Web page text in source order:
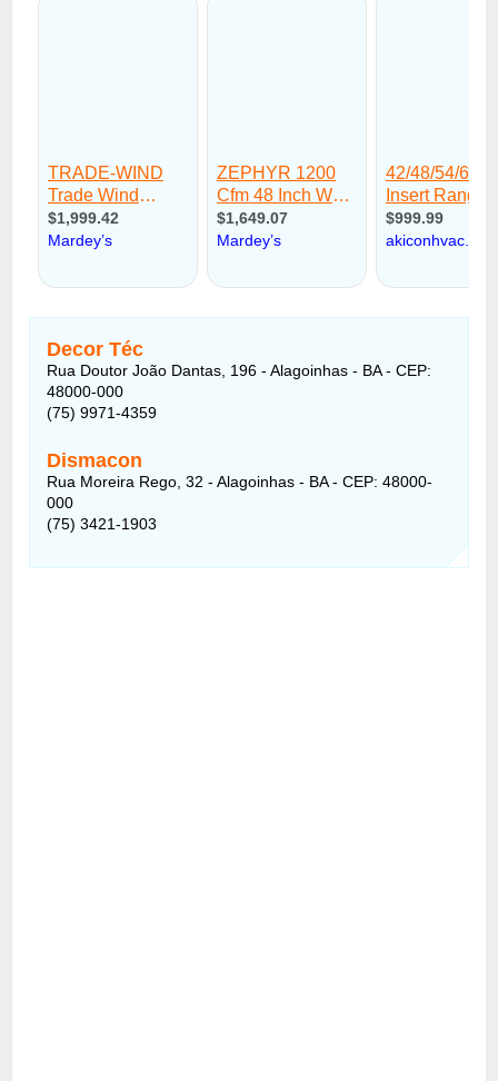
Decor Téc
Rua Doutor João Dantas, 196 - Alagoinhas - BA - CEP:
48000-000
(75) 9971-4359
Dismacon
Rua Moreira Rego, 32 - Alagoinhas - BA - CEP: 48000-
000
(75) 3421-1903